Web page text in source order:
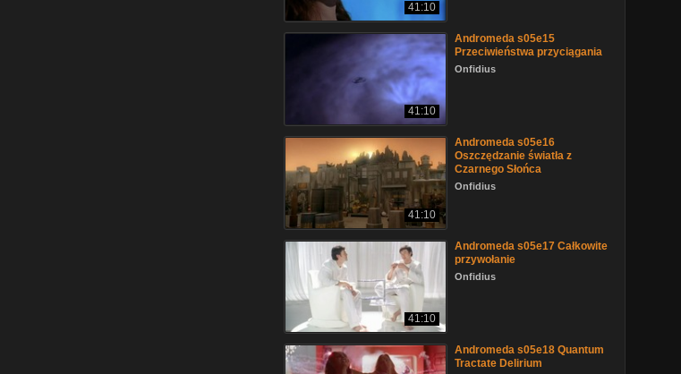
41:10
41:10
Andromeda s05e15
Przeciwieństwa przyciągania
Onfidius
41:10
Andromeda s05e16
Oszczędzanie światła z
Czarnego Słońca
Onfidius
41:10
Andromeda s05e17 Całkowite
przywołanie
Onfidius
Andromeda s05e18 Quantum
Tractate Delirium